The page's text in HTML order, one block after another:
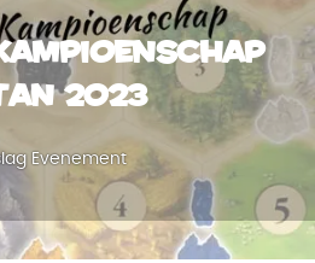
2023
Evenement